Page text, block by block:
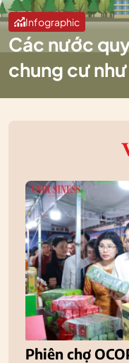
Infographic
Các nước
chung cư
Phiên chợ